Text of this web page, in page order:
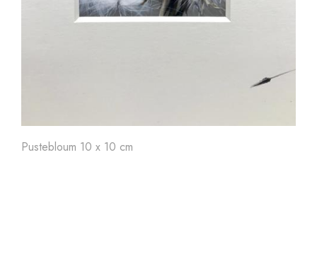
Pustebloum 10 x 10 cm